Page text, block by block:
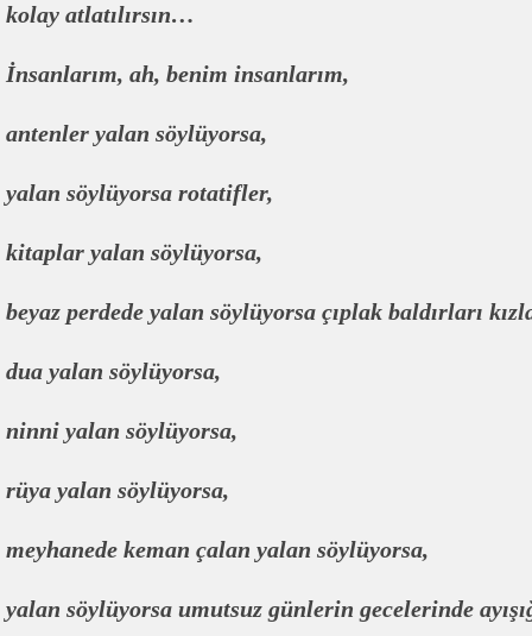
kolay atlatılırsın…
İnsanlarım, ah, benim insanlarım,
antenler yalan söylüyorsa,
yalan söylüyorsa rotatifler,
kitaplar yalan söylüyorsa,
beyaz perdede yalan söylüyorsa çıplak baldırları
dua yalan söylüyorsa,
ninni yalan söylüyorsa,
rüya yalan söylüyorsa,
meyhanede keman çalan yalan söylüyorsa,
yalan söylüyorsa umutsuz günlerin gecelerinde